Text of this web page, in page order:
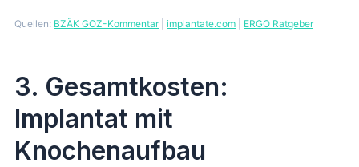
Quellen: BZÄK GOZ-Kommentar| implantate.com ERGO Ratgeber
3. Gesamtkosten:
Implantat mit
Knochenaufbau